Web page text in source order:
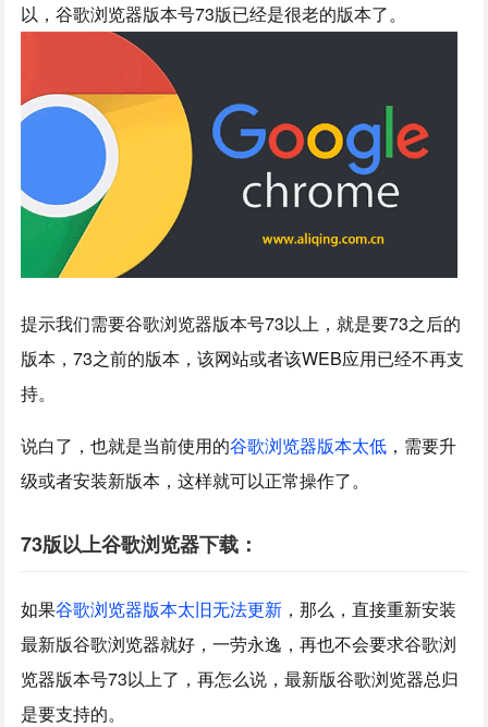
以，谷歌浏览器版本号73版已经是很老的版本了。
提示我们需要谷歌浏览器版本号73以上，就是要73之后的
版本，73之前的版本，该网站或者该WEB应用已经不再支
持。
说白了，也就是当前使用的谷歌浏览器版本太低 ，需要升
级或者安装新版本，这样就可以正常操作了。
73版以上谷歌浏览器下载：
如果谷歌浏览器版本太旧无法更新 ，那么，直接重新安装
最新版谷歌浏览器就好，一劳永逸，再也不会要求谷歌浏
览器版本号73以上了，再怎么说，最新版谷歌浏览器总归
是要支持的。